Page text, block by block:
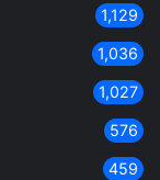
1,129
1,036
1,027
576
459